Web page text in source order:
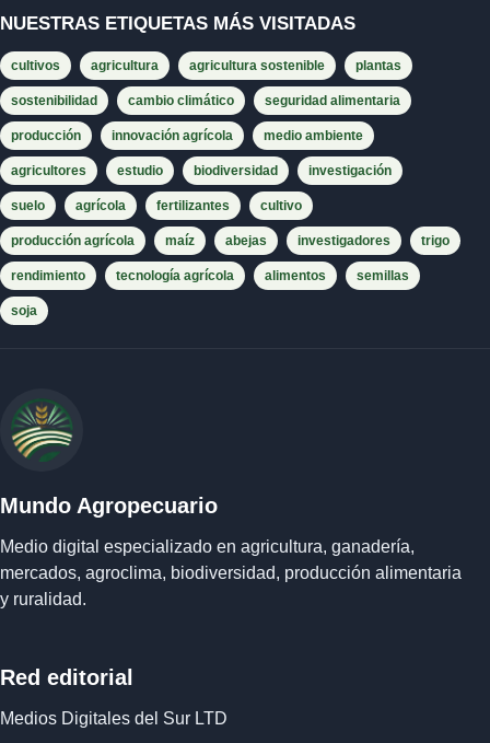
NUESTRAS ETIQUETAS MÁS VISITADAS
cultivos agricultura agricultura sostenible plantas
sostenibilidad cambio climático seguridad alimentaria
producción innovación agrícola medio ambiente
agricultores estudio biodiversidad investigación
suelo agrícola fertilizantes cultivo
producción agrícola maíz abejas investigadores trigo
rendimiento tecnología agrícola alimentos semillas
soja
Mundo Agropecuario
Medio digital especializado en agricultura, ganadería,
mercados, agroclima, biodiversidad, producción alimentaria
y ruralidad.
Red editorial
Medios Digitales del Sur LTD